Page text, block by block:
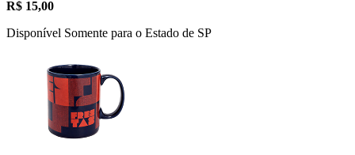
R$ 15,00
Disponível Somente para o Estado de SP